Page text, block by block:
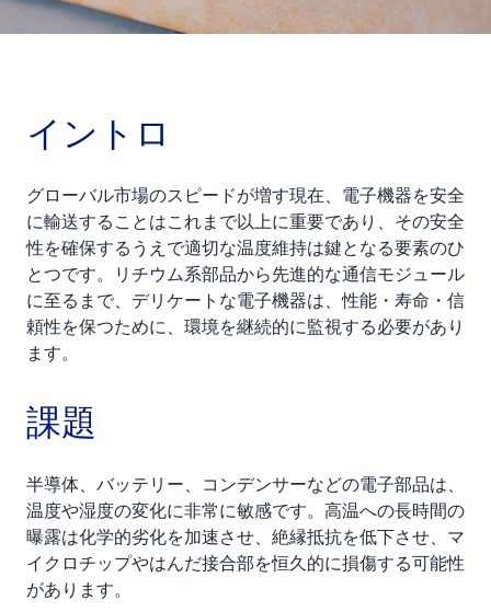
イントロ
グローバル市場のスピードが増す現在、電子機器を安全
に輸送することはこれまで以上に重要であり、その安全
性を確保するうえで適切な温度維持は鍵となる要素のひ
とつです。リチウム系部品から先進的な通信モジュール
に至るまで、デリケートな電子機器は、性能・寿命・信
頼性を保つために、環境を継続的に監視する必要があり
ます。
課題
半導体、バッテリー、コンデンサーなどの電子部品は、
温度や湿度の変化に非常に敏感です。高温への長時間の
曝露は化学的劣化を加速させ、絶縁抵抗を低下させ、マ
イクロチップやはんだ接合部を恒久的に損傷する可能性
があります。